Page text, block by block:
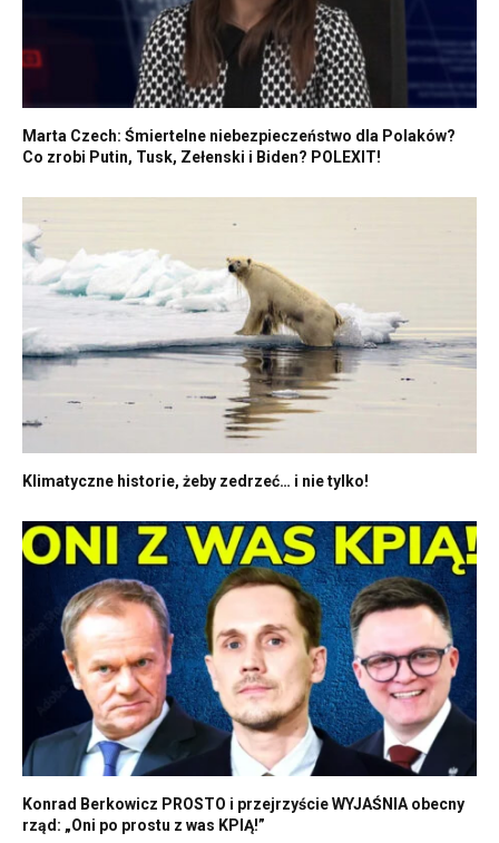
Marta Czech: Śmiertelne niebezpieczeństwo dla Polaków?
Co zrobi Putin, Tusk, Zełenski i Biden? POLEXIT!
Klimatyczne historie, żeby zedrzeć… i nie tylko!
Konrad Berkowicz PROSTO i przejrzyście WYJAŚNIA obecny
rząd: „Oni po prostu z was KPIĄ!”